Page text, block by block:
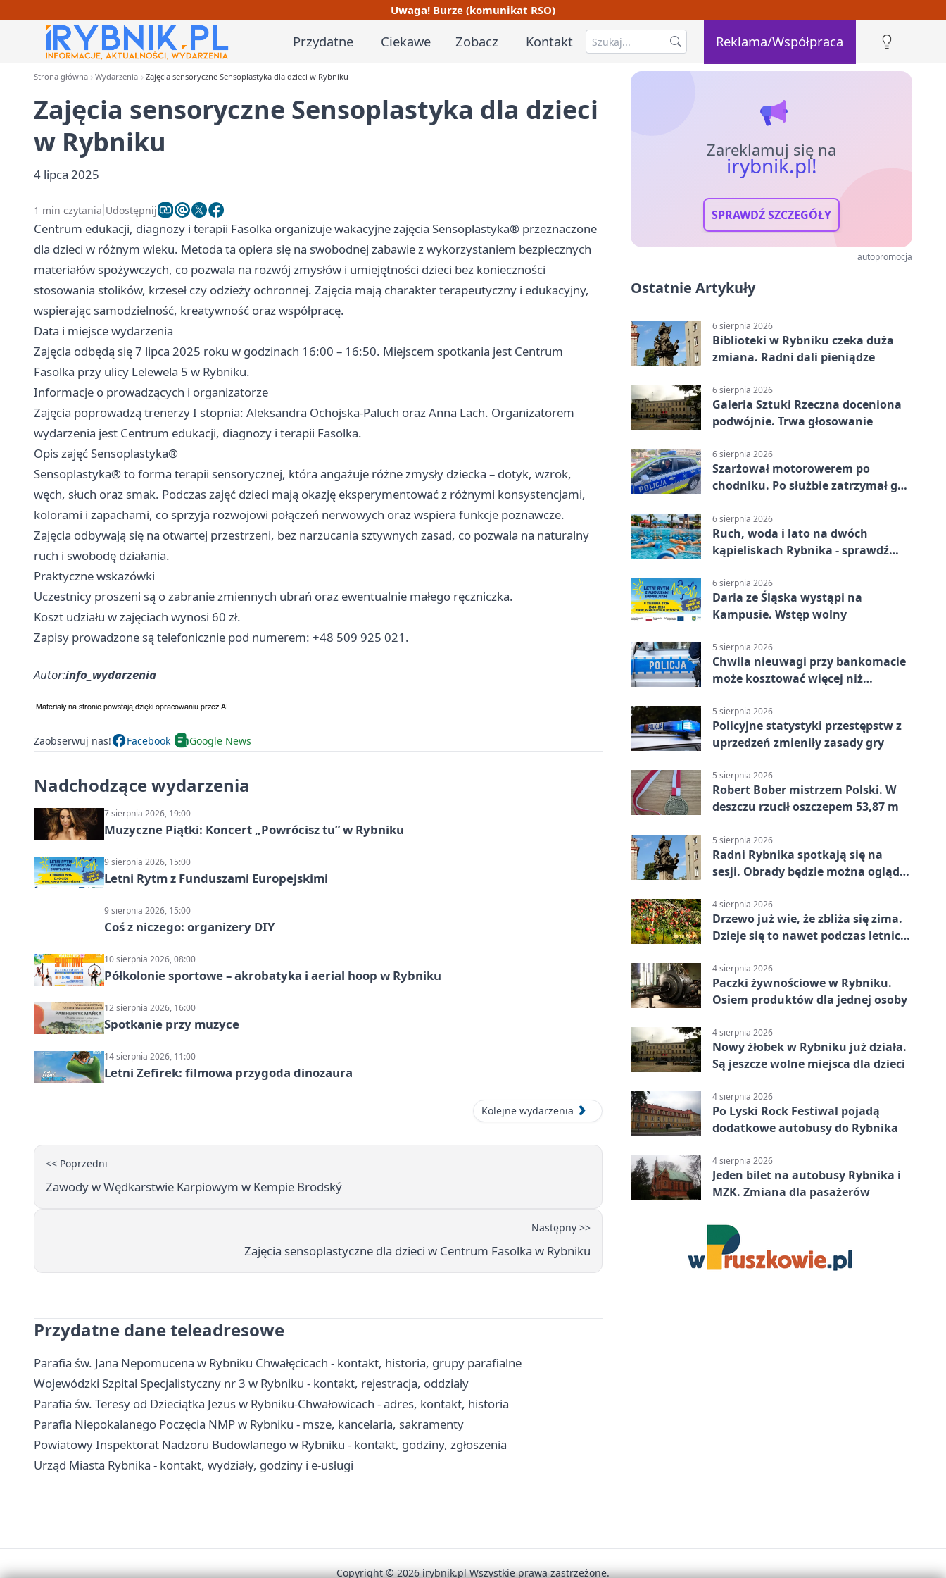
Uwaga! Burze (komunikat RSO)
Przydatne Ciekawe Zobacz Kontakt Reklama/Współpraca
Strona główna Wydarzenia Zajęcia sensoryczne Sensoplastyka dla dzieci w Rybniku
Zajęcia sensoryczne Sensoplastyka dla dzieci
w Rybniku
4 lipca 2025
1 min czytania Udostępnij
Centrum edukacji, diagnozy i terapii Fasolka organizuje wakacyjne zajęcia Sensoplastyka® przeznaczone
dla dzieci w różnym wieku. Metoda ta opiera się na swobodnej zabawie z wykorzystaniem bezpiecznych
materiałów spożywczych, co pozwala na rozwój zmysłów i umiejętności dzieci bez konieczności
stosowania stolików, krzeseł czy odzieży ochronnej. Zajęcia mają charakter terapeutyczny i edukacyjny,
wspierając samodzielność, kreatywność oraz współpracę.
Data i miejsce wydarzenia
Zajęcia odbędą się 7 lipca 2025 roku w godzinach 16:00 – 16:50. Miejscem spotkania jest Centrum
Fasolka przy ulicy Lelewela 5 w Rybniku.
Informacje o prowadzących i organizatorze
Zajęcia poprowadzą trenerzy I stopnia: Aleksandra Ochojska-Paluch oraz Anna Lach. Organizatorem
wydarzenia jest Centrum edukacji, diagnozy i terapii Fasolka.
Opis zajęć Sensoplastyka®
Sensoplastyka® to forma terapii sensorycznej, która angażuje różne zmysły dziecka – dotyk, wzrok,
węch, słuch oraz smak. Podczas zajęć dzieci mają okazję eksperymentować z różnymi konsystencjami,
kolorami i zapachami, co sprzyja rozwojowi połączeń nerwowych oraz wspiera funkcje poznawcze.
Zajęcia odbywają się na otwartej przestrzeni, bez narzucania sztywnych zasad, co pozwala na naturalny
ruch i swobodę działania.
Praktyczne wskazówki
Uczestnicy proszeni są o zabranie zmiennych ubrań oraz ewentualnie małego ręczniczka.
Koszt udziału w zajęciach wynosi 60 zł.
Zapisy prowadzone są telefonicznie pod numerem: +48 509 925 021.
Autor:info_wydarzenia
Zaobserwuj nas! Facebook Google News
Nadchodzące wydarzenia
7 sierpnia 2026, 19:00
Muzyczne Piątki: Koncert „Powrócisz tu” w Rybniku
9 sierpnia 2026, 15:00
Letni Rytm z Funduszami Europejskimi
9 sierpnia 2026, 15:00
Coś z niczego: organizery DIY
10 sierpnia 2026, 08:00
Półkolonie sportowe – akrobatyka i aerial hoop w Rybniku
12 sierpnia 2026, 16:00
Spotkanie przy muzyce
14 sierpnia 2026, 11:00
Letni Zefirek: filmowa przygoda dinozaura
Kolejne wydarzenia
<< Poprzedni
Zawody w Wędkarstwie Karpiowym w Kempie Brodský
Następny >>
Zajęcia sensoplastyczne dla dzieci w Centrum Fasolka w Rybniku
Przydatne dane teleadresowe
Parafia św. Jana Nepomucena w Rybniku Chwałęcicach - kontakt, historia, grupy parafialne
Wojewódzki Szpital Specjalistyczny nr 3 w Rybniku - kontakt, rejestracja, oddziały
Parafia św. Teresy od Dzieciątka Jezus w Rybniku-Chwałowicach - adres, kontakt, historia
Parafia Niepokalanego Poczęcia NMP w Rybniku - msze, kancelaria, sakramenty
Powiatowy Inspektorat Nadzoru Budowlanego w Rybniku - kontakt, godziny, zgłoszenia
Urząd Miasta Rybnika - kontakt, wydziały, godziny i e-usługi
Zareklamuj się na
irybnik.pl!
SPRAWDŹ SZCZEGÓŁY
autopromocja
Ostatnie Artykuły
6 sierpnia 2026
Biblioteki w Rybniku czeka duża
zmiana. Radni dali pieniądze
6 sierpnia 2026
Galeria Sztuki Rzeczna doceniona
podwójnie. Trwa głosowanie
6 sierpnia 2026
Szarżował motorowerem po
chodniku. Po służbie zatrzymał go
6 sierpnia 2026
Ruch, woda i lato na dwóch
kąpieliskach Rybnika - sprawdź
6 sierpnia 2026
Daria ze Śląska wystąpi na
Kampusie. Wstęp wolny
5 sierpnia 2026
Chwila nieuwagi przy bankomacie
może kosztować więcej niż
5 sierpnia 2026
Policyjne statystyki przestępstw z
uprzedzeń zmieniły zasady gry
5 sierpnia 2026
Robert Bober mistrzem Polski. W
deszczu rzucił oszczepem 53,87 m
5 sierpnia 2026
Radni Rybnika spotkają się na
sesji. Obrady będzie można oglądać
4 sierpnia 2026
Drzewo już wie, że zbliża się zima.
Dzieje się to nawet podczas letnich
4 sierpnia 2026
Paczki żywnościowe w Rybniku.
Osiem produktów dla jednej osoby
4 sierpnia 2026
Nowy żłobek w Rybniku już działa.
Są jeszcze wolne miejsca dla dzieci
4 sierpnia 2026
Po Lyski Rock Festiwal pojadą
dodatkowe autobusy do Rybnika
4 sierpnia 2026
Jeden bilet na autobusy Rybnika i
MZK. Zmiana dla pasażerów
Copyright © 2026 irybnik.pl Wszystkie prawa zastrzeżone.